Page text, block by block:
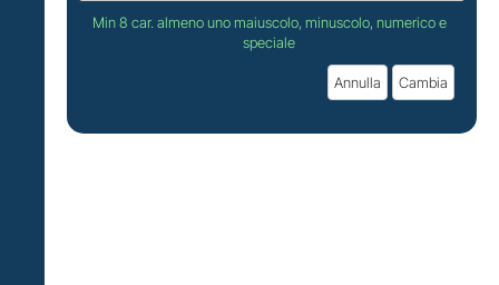
Min 8 car. almeno uno maiuscolo, minuscolo, numerico e
speciale
Annulla Cambia